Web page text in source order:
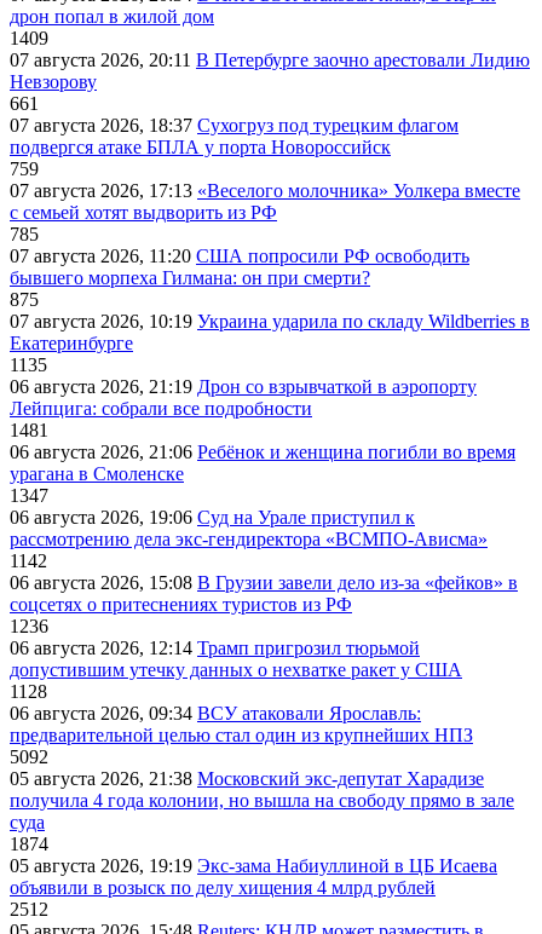
дрон попал в жилой дом
1409
07 августа 2026, 20:11 В Петербурге заочно арестовали Лидию
Невзорову
661
07 августа 2026, 18:37 Сухогруз под турецким флагом
подвергся атаке БПЛА у порта Новороссийск
759
07 августа 2026, 17:13 «Веселого молочника» Уолкера вместе
с семьей хотят выдворить из РФ
785
07 августа 2026, 11:20 США попросили РФ освободить
бывшего морпеха Гилмана: он при смерти?
875
07 августа 2026, 10:19 Украина ударила по складу Wildberries в
Екатеринбурге
1135
06 августа 2026, 21:19 Дрон со взрывчаткой в аэропорту
Лейпцига: собрали все подробности
1481
06 августа 2026, 21:06 Ребёнок и женщина погибли во время
урагана в Смоленске
1347
06 августа 2026, 19:06 Суд на Урале приступил к
рассмотрению дела экс-гендиректора «ВСМПО-Ависма»
1142
06 августа 2026, 15:08 В Грузии завели дело из-за «фейков» в
соцсетях о притеснениях туристов из РФ
1236
06 августа 2026, 12:14 Трамп пригрозил тюрьмой
допустившим утечку данных о нехватке ракет у США
1128
06 августа 2026, 09:34 ВСУ атаковали Ярославль:
предварительной целью стал один из крупнейших НПЗ
5092
05 августа 2026, 21:38 Московский экс-депутат Харадизе
получила 4 года колонии, но вышла на свободу прямо в зале
суда
1874
05 августа 2026, 19:19 Экс-зама Набиуллиной в ЦБ Исаева
объявили в розыск по делу хищения 4 млрд рублей
2512